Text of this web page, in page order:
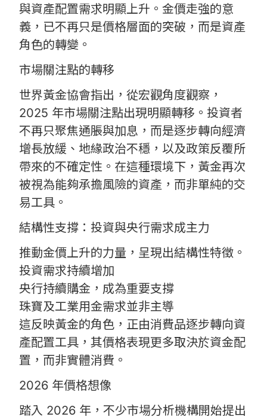
與資產配置需求明顯上升。金價走強的意
義，已不再只是價格層面的突破，而是資產
角色的轉變。
市場關注點的轉移
世界黃金協會指出，從宏觀角度觀察，
2025 年市場關注點出現明顯轉移。投資者
不再只聚焦通脹與加息，而是逐步轉向經濟
增長放緩、地緣政治不穩，以及政策反覆所
帶來的不確定性。在這種環境下，黃金再次
被視為能夠承擔風險的資產，而非單純的交
易工具。
結構性支撐：投資與央行需求成主力
推動金價上升的力量，呈現出結構性特徵。
投資需求持續增加
央行持續購金，成為重要支撐
珠寶及工業用金需求並非主導
這反映黃金的角色，正由消費品逐步轉向資
產配置工具，其價格表現更多取決於資金配
置，而非實體消費。
2026 年價格想像
踏入 2026 年，不少市場分析機構開始提出